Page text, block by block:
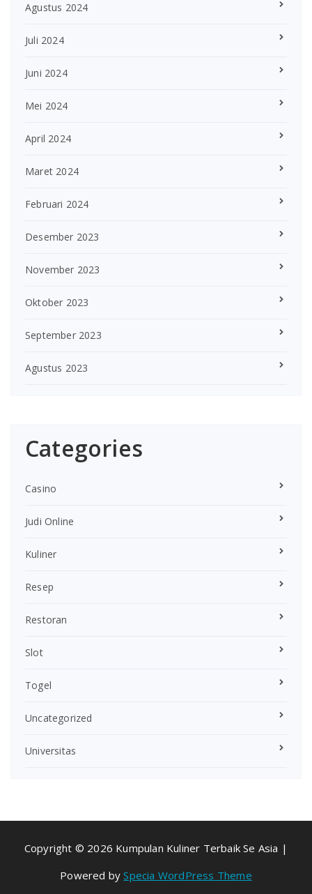
Agustus 2024
Juli 2024
Juni 2024
Mei 2024
April 2024
Maret 2024
Februari 2024
Desember 2023
November 2023
Oktober 2023
September 2023
Agustus 2023
Categories
Casino
Judi Online
Kuliner
Resep
Restoran
Slot
Togel
Uncategorized
Universitas
Copyright © 2026 Kumpulan Kuliner Terbaik Se Asia |
Powered bySpecia WordPress Theme